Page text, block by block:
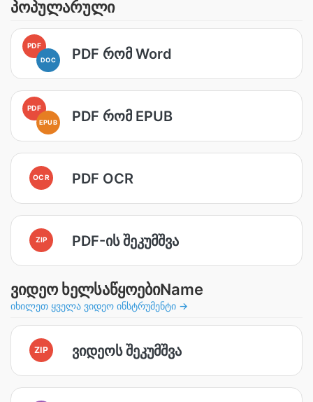
პოპულარული
PDF
DOC PDF რომ Word
PDF
EPUB PDF რომ EPUB
OCR PDF OCR
ZIP PDF-ის შეკუმშვა
ვიდეო ხელსაწყოებიName
იხილეთ ყველა ვიდეო ინსტრუმენტი →
ZIP ვიდეოს შეკუმშვა